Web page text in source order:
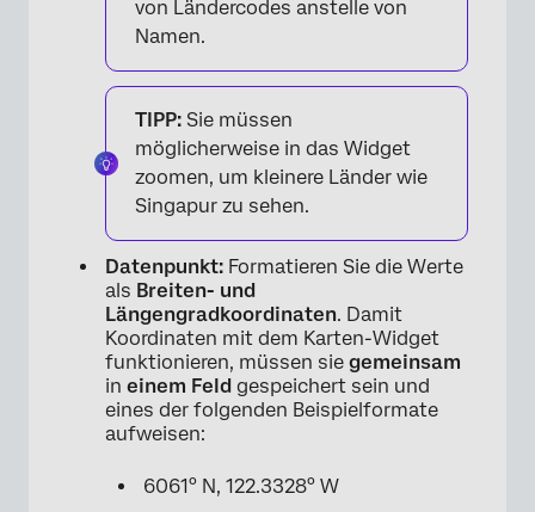
von Ländercodes anstelle von
Namen.
TIPP: Sie müssen
möglicherweise in das Widget
zoomen, um kleinere Länder wie
Singapur zu sehen.
Datenpunkt: Formatieren Sie die Werte
als Breiten- und
Längengradkoordinaten. Damit
Koordinaten mit dem Karten-Widget
funktionieren, müssen sie gemeinsam
in einem Feld gespeichert sein und
eines der folgenden Beispielformate
aufweisen:
6061° N, 122.3328° W